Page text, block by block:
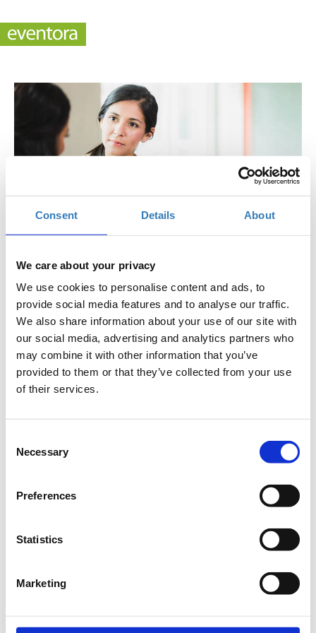
Consent Details About
We care about your privacy
We use cookies to personalise content and ads, to
provide social media features and to analyse our traffic.
We also share information about your use of our site with
our social media, advertising and analytics partners who
may combine it with other information that you’ve
provided to them or that they’ve collected from your use
of their services.
Selection
Necessary
Preferences
Statistics
Marketing
Empowered: Η ενσυναίσθηση στην ψηφιακή
εποχή
Πότε;
Πέμπτη, 30 Νοεμβρίου 2023 4:00 μμ
Προσθήκη στο ημερολόγιό σας
Online,
της Coca-Cola Τρία Έψιλον σε
τους συμμετέχοντες ένα ολοκληρωμένο εκπαιδευτικό